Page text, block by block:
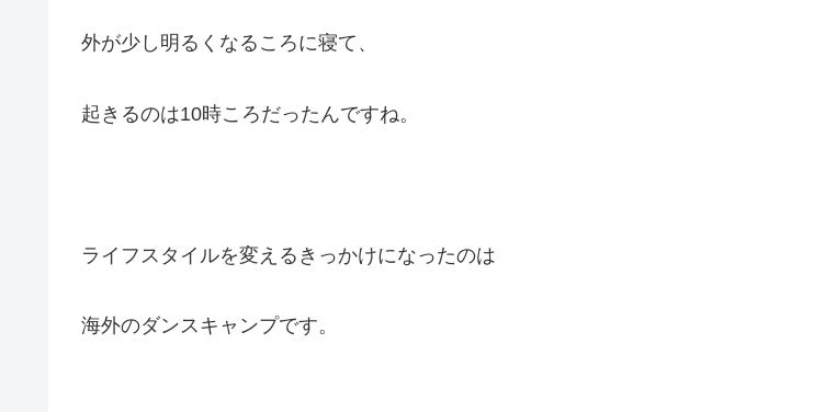
外が少し明るくなるころに寝て、
起きるのは10時ころだったんですね。
ライフスタイルを変えるきっかけになったのは
海外のダンスキャンプです。